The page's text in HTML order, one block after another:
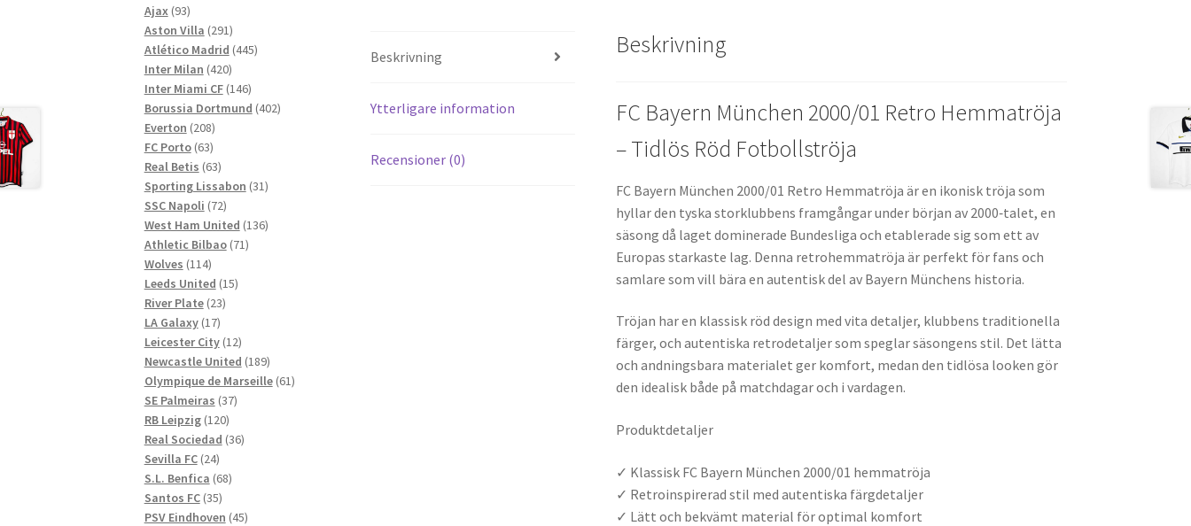
Beskrivning
Ytterligare information
Recensioner (0)
Beskrivning
FC Bayern München 2000/01 Retro Hemmatröja
– Tidlös Röd Fotbollströja
FC Bayern München 2000/01 Retro Hemmatröja är en ikonisk tröja som
hyllar den tyska storklubbens framgångar under början av 2000‑talet, en
säsong då laget dominerade Bundesliga och etablerade sig som ett av
Europas starkaste lag. Denna retrohemmatröja är perfekt för fans och
samlare som vill bära en autentisk del av Bayern Münchens historia.
Tröjan har en klassisk röd design med vita detaljer, klubbens traditionella
färger, och autentiska retrodetaljer som speglar säsongens stil. Det lätta
och andningsbara materialet ger komfort, medan den tidlösa looken gör
den idealisk både på matchdagar och i vardagen.
Produktdetaljer
✓ Klassisk FC Bayern München 2000/01 hemmatröja
✓ Retroinspirerad stil med autentiska färgdetaljer
✓ Lätt och bekvämt material för optimal komfort
Ajax 9393
produkter
Aston Villa 291291
produkter
Atlético Madrid 445445
Inter Milan 420420
produkter
Inter Miami CF 146146
produkter
Borussia Dortmund 402402
Everton 208208
produkter
FC Porto 6363
produkter
Real Betis 6363
produkter
Sporting Lissabon 3131
SSC Napoli 7272
produkter
West Ham United 136136
Athletic Bilbao 7171
Wolves 114114
produkter
Leeds United 1515
River Plate 2323
LA Galaxy 1717
produkter
Leicester City 1212
produkter
Newcastle United 189189
produkter
Olympique de Marseille 6161
SE Palmeiras 3737
RB Leipzig 120120
produkter
Real Sociedad 3636
Sevilla FC 2424
produkter
S.L. Benfica 6868
Santos FC 3535
produkter
PSV Eindhoven 4545